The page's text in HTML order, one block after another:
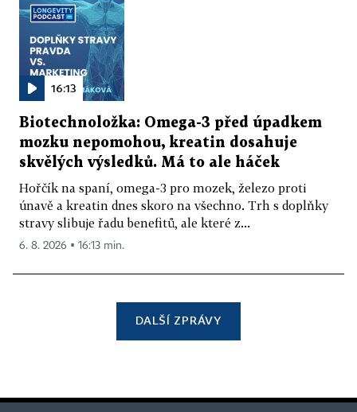
16:13
Biotechnoložka: Omega-3 před úpadkem
mozku nepomohou, kreatin dosahuje
skvělých výsledků. Má to ale háček
Hořčík na spaní, omega-3 pro mozek, železo proti
únavě a kreatin dnes skoro na všechno. Trh s doplňky
stravy slibuje řadu benefitů, ale které z...
6. 8. 2026 ▪ 16:13 min.
DALŠÍ ZPRÁVY